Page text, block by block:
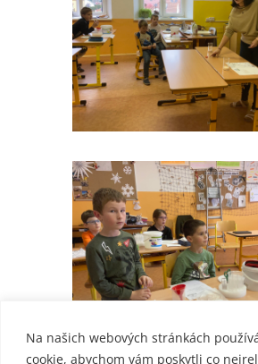
Na našich webových stránkách
cookie, abychom vám poskytli co